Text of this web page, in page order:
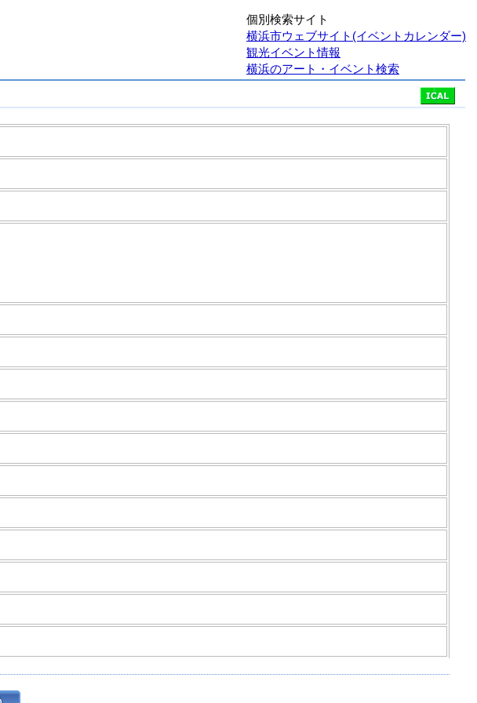
個別検索サイト
横浜市ウェブサイト(イベントカレンダー)
観光イベント情報
横浜のアート・イベント検索